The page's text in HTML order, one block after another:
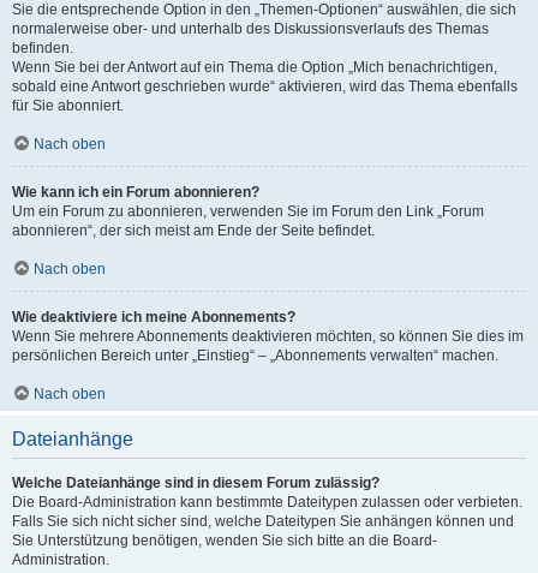
Sie die entsprechende Option in den „Themen-Optionen“ auswählen, die sich
normalerweise ober- und unterhalb des Diskussionsverlaufs des Themas
befinden.
Wenn Sie bei der Antwort auf ein Thema die Option „Mich benachrichtigen,
sobald eine Antwort geschrieben wurde“ aktivieren, wird das Thema ebenfalls
für Sie abonniert.
Nach oben
Wie kann ich ein Forum abonnieren?
Um ein Forum zu abonnieren, verwenden Sie im Forum den Link „Forum
abonnieren“, der sich meist am Ende der Seite befindet.
Nach oben
Wie deaktiviere ich meine Abonnements?
Wenn Sie mehrere Abonnements deaktivieren möchten, so können Sie dies im
persönlichen Bereich unter „Einstieg“ – „Abonnements verwalten“ machen.
Nach oben
Dateianhänge
Welche Dateianhänge sind in diesem Forum zulässig?
Die Board-Administration kann bestimmte Dateitypen zulassen oder verbieten.
Falls Sie sich nicht sicher sind, welche Dateitypen Sie anhängen können und
Sie Unterstützung benötigen, wenden Sie sich bitte an die Board-
Administration.